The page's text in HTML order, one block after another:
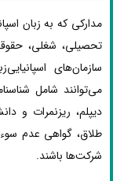
مدارکی که به زبان
تحصیلی، شغلی،
سازمان‌های
می‌توانند شامل
دیپلم، ریزنمرات و
طلاق، گواهی عدم
شرکت‌ها باشند.